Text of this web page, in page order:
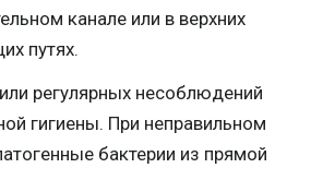
канале или в верхних
путях.
регулярных несоблюдений
гигиены. При неправильном
бактерии из прямой